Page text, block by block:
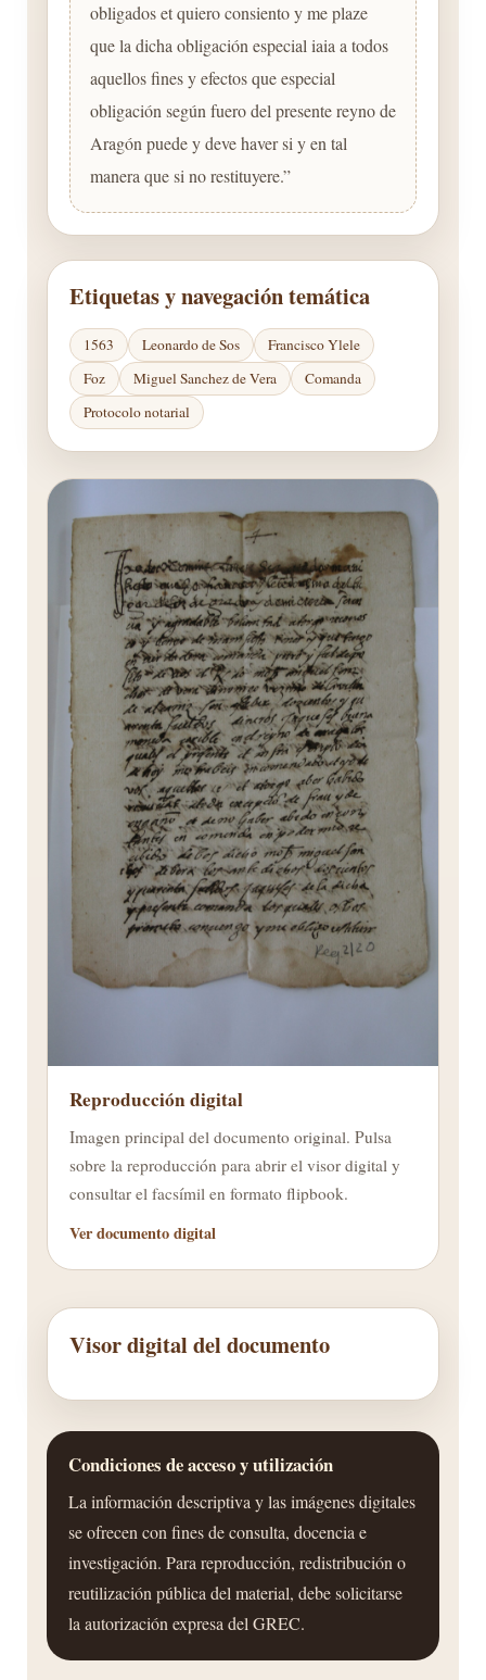
obligados et quiero consiento y me plaze
que la dicha obligación especial iaia a todos
aquellos fines y efectos que especial
obligación según fuero del presente reyno de
Aragón puede y deve haver si y en tal
manera que si no restituyere.”
Etiquetas y navegación temática
1563 Leonardo de Sos
Francisco Ylele
Foz
Miguel Sanchez de Vera
Comanda
Protocolo notarial
Reproducción digital
Imagen principal del documento original. Pulsa
sobre la reproducción para abrir el visor digital y
consultar el facsímil en formato flipbook.
Ver documento digital
Visor digital del documento
Condiciones de acceso y utilización
La información descriptiva y las imágenes digitales
se ofrecen con fines de consulta, docencia e
investigación. Para reproducción, redistribución o
reutilización pública del material, debe solicitarse
la autorización expresa del GREC.